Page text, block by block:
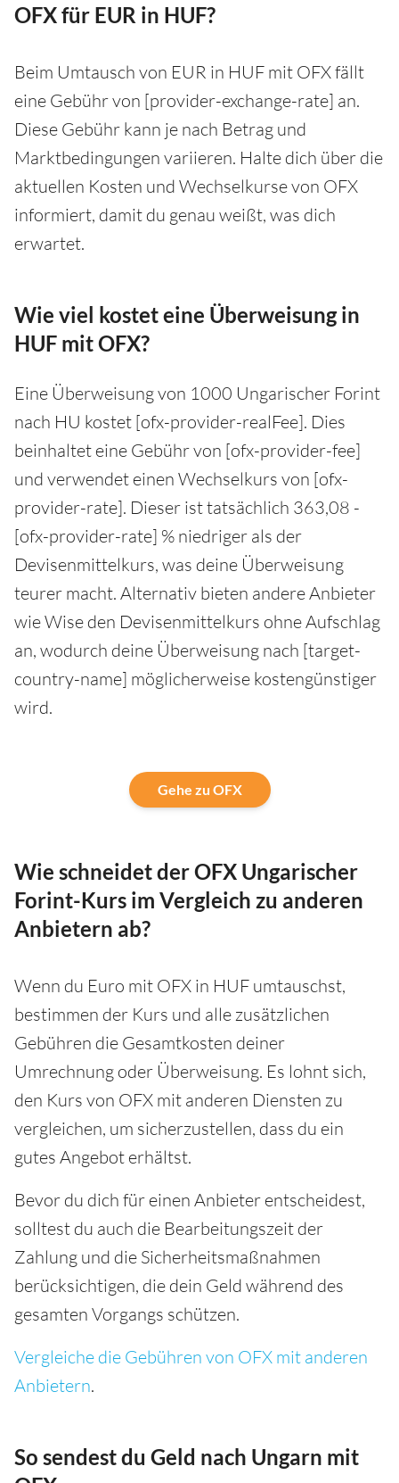
OFX für EUR in HUF?
Beim Umtausch von EUR in HUF mit OFX fällt
eine Gebühr von [provider-exchange-rate] an.
Diese Gebühr kann je nach Betrag und
Marktbedingungen variieren. Halte dich über die
aktuellen Kosten und Wechselkurse von OFX
informiert, damit du genau weißt, was dich
erwartet.
Wie viel kostet eine Überweisung in
HUF mit OFX?
Eine Überweisung von 1000 Ungarischer Forint
nach HU kostet [ofx-provider-realFee]. Dies
beinhaltet eine Gebühr von [ofx-provider-fee]
und verwendet einen Wechselkurs von [ofx-
provider-rate]. Dieser ist tatsächlich 363,08 -
[ofx-provider-rate] % niedriger als der
Devisenmittelkurs, was deine Überweisung
teurer macht. Alternativ bieten andere Anbieter
wie Wise den Devisenmittelkurs ohne Aufschlag
an, wodurch deine Überweisung nach [target-
country-name] möglicherweise kostengünstiger
wird.
Gehe zu OFX
Wie schneidet der OFX Ungarischer
Forint-Kurs im Vergleich zu anderen
Anbietern ab?
Wenn du Euro mit OFX in HUF umtauschst,
bestimmen der Kurs und alle zusätzlichen
Gebühren die Gesamtkosten deiner
Umrechnung oder Überweisung. Es lohnt sich,
den Kurs von OFX mit anderen Diensten zu
vergleichen, um sicherzustellen, dass du ein
gutes Angebot erhältst.
Bevor du dich für einen Anbieter entscheidest,
solltest du auch die Bearbeitungszeit der
Zahlung und die Sicherheitsmaßnahmen
berücksichtigen, die dein Geld während des
gesamten Vorgangs schützen.
Vergleiche die Gebühren von OFX mit anderen
Anbietern.
So sendest du Geld nach Ungarn mit